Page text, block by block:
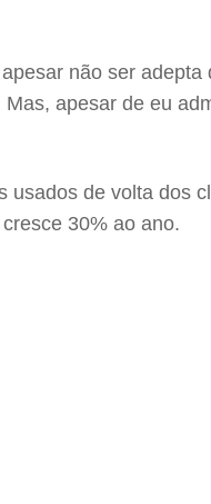
não ser
apesar de eu
de volta dos
30% ao ano.